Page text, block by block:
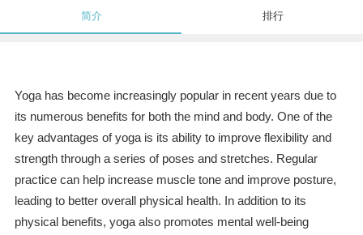
简介 排行
Yoga has become increasingly popular in recent years due to
its numerous benefits for both the mind and body. One of the
key advantages of yoga is its ability to improve flexibility and
strength through a series of poses and stretches. Regular
practice can help increase muscle tone and improve posture,
leading to better overall physical health. In addition to its
physical benefits, yoga also promotes mental well-being